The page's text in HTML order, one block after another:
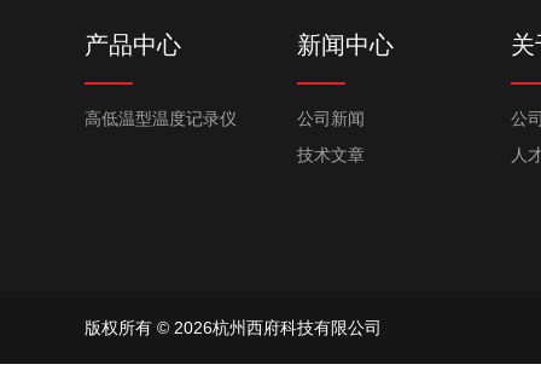
产品中心
高低温型温度记录仪
新闻中心
公司新闻
技术文章
关
公
人
版权所有 © 2026杭州西府科技有限公司